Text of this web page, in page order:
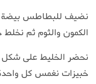
نضيف للبطاطس بيضة
الكمون والثوم ثم
نحضر الخليط على شكل
خبيزات نغمس كل